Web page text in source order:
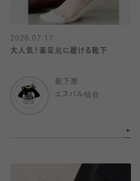
2026.07.17
大人気！素足風に履ける靴下
靴下屋
エスパル仙台